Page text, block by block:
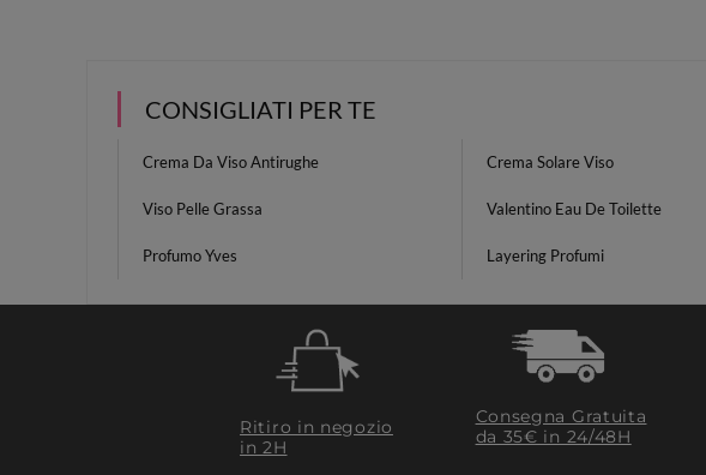
CONSIGLIATI PER TE
Crema Da Viso Antirughe Crema Solare Viso
Viso Pelle Grassa Valentino Eau De Toilette
Profumo Yves Layering Profumi
Ritiro in negozio
in 2H
Consegna Gratuita
da 35€​ in 24/48H